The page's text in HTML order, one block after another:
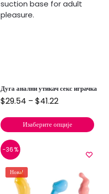
Дуга анални утикач секс играчка
$29.54 – $41.22
Изаберите опције
-36%
Нова!